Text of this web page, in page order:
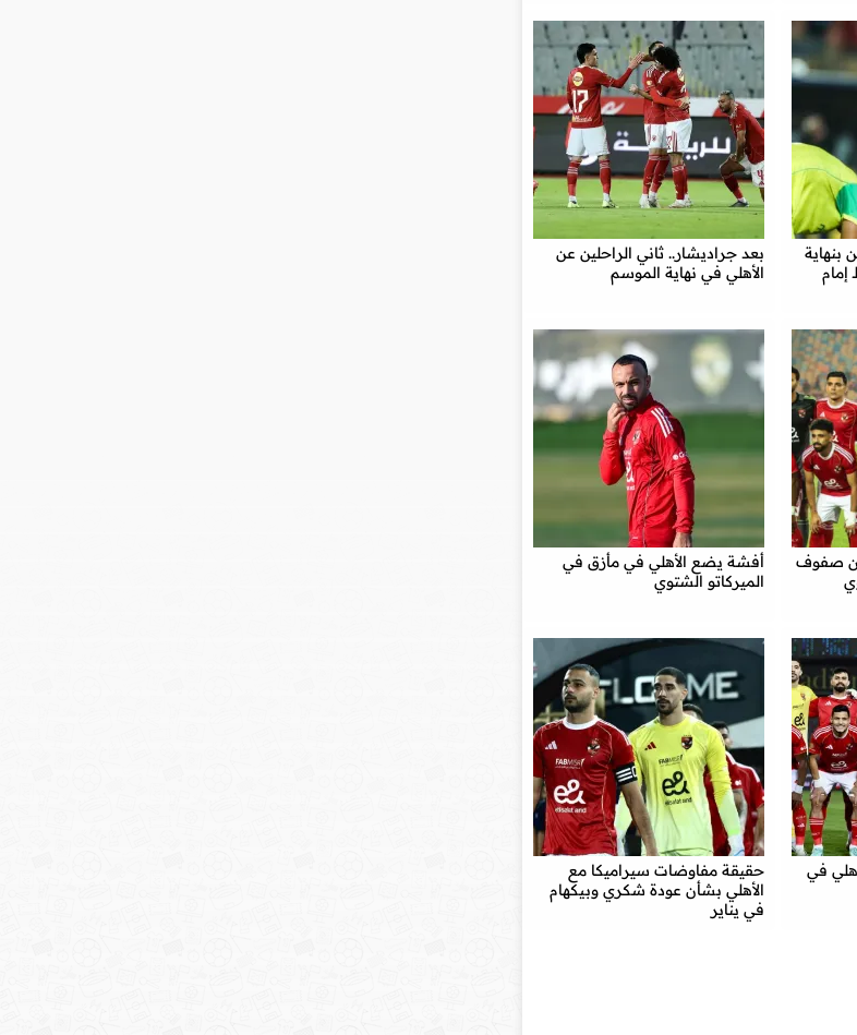
بنهاية
بعد جراديشار.. ثاني الراحلين عن
الأهلي في نهاية الموسم
صفوف
أفشة يضع الأهلي في مأزق في
الميركاتو الشتوي
في
حقيقة مفاوضات سيراميكا مع
الأهلي بشأن عودة شكري وبيكهام
في يناير